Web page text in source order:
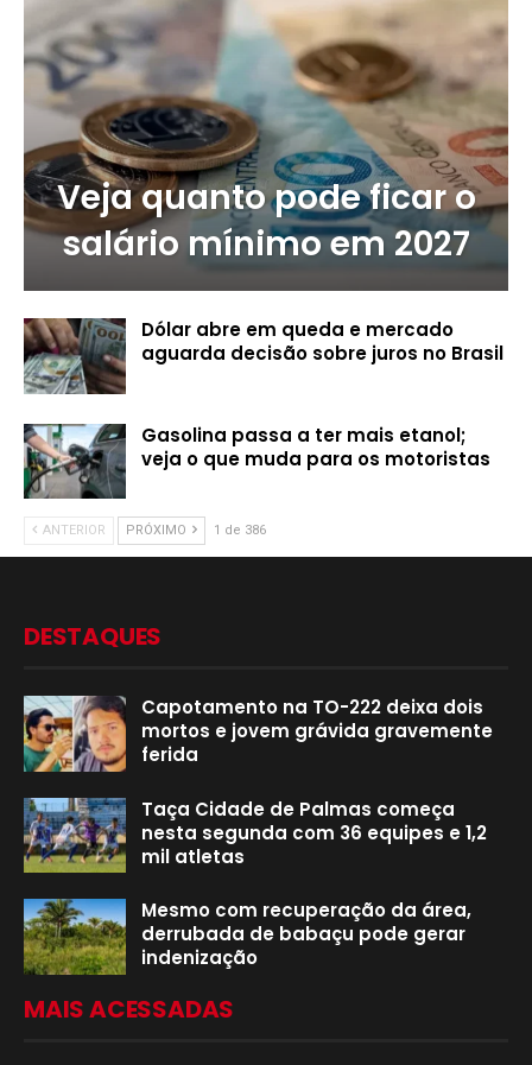
Veja quanto pode ficar o
salário mínimo em 2027
Dólar abre em queda e mercado
aguarda decisão sobre juros no Brasil
Gasolina passa a ter mais etanol;
veja o que muda para os motoristas
ANTERIOR PRÓXIMO 1 de 386
DESTAQUES
Capotamento na TO-222 deixa dois
mortos e jovem grávida gravemente
ferida
Taça Cidade de Palmas começa
nesta segunda com 36 equipes e 1,2
mil atletas
Mesmo com recuperação da área,
derrubada de babaçu pode gerar
indenização
MAIS ACESSADAS